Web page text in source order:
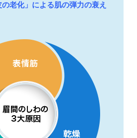
の老化」による肌の弾力の衰え